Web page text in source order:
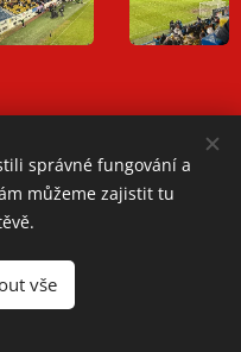
kříže Teplice
Teplice
správné fungování a
můžeme zajistit tu
vše